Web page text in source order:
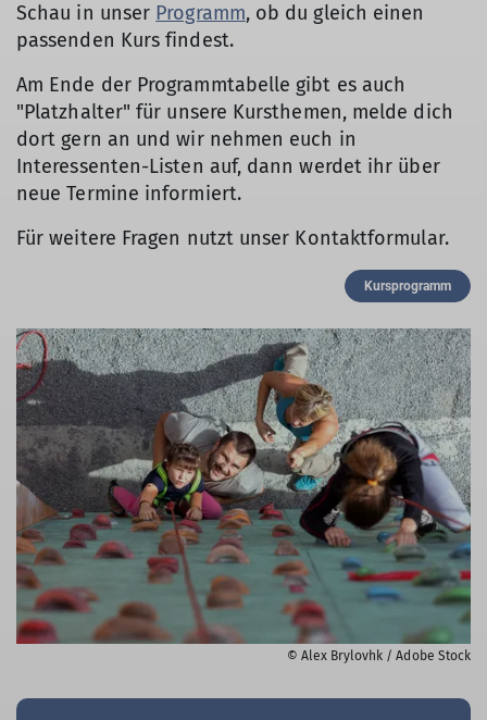
Schau in unser Programm, ob du gleich einen
passenden Kurs findest.
Am Ende der Programmtabelle gibt es auch
"Platzhalter" für unsere Kursthemen, melde dich
dort gern an und wir nehmen euch in
Interessenten-Listen auf, dann werdet ihr über
neue Termine informiert.
Für weitere Fragen nutzt unser Kontaktformular.
Kursprogramm
© Alex Brylovhk / Adobe Stock